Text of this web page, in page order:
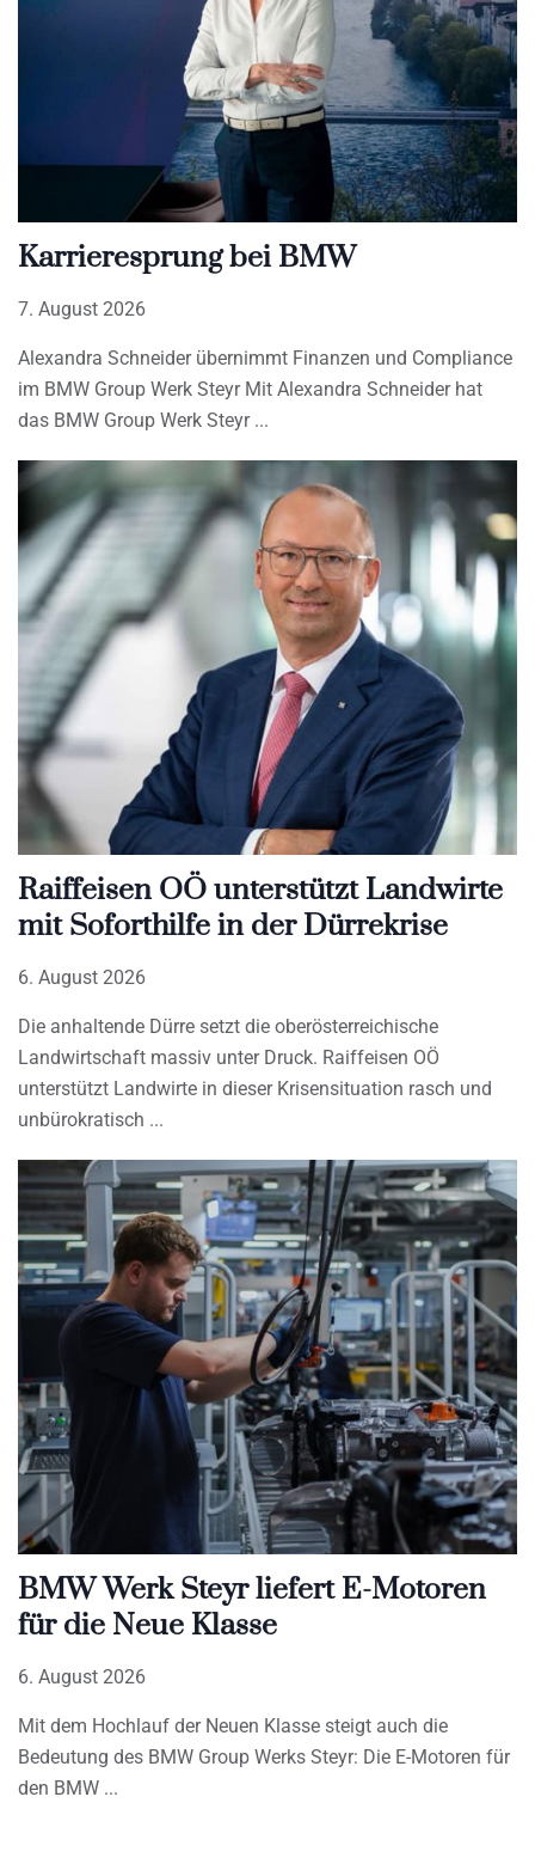
Karrieresprung bei BMW
7. August 2026
Alexandra Schneider übernimmt Finanzen und Compliance
im BMW Group Werk Steyr Mit Alexandra Schneider hat
das BMW Group Werk Steyr
Raiffeisen OÖ unterstützt Landwirte
mit Soforthilfe in der Dürrekrise
6. August 2026
Die anhaltende Dürre setzt die oberösterreichische
Landwirtschaft massiv unter Druck. Raiffeisen OÖ
unterstützt Landwirte in dieser Krisensituation rasch und
unbürokratisch
BMW Werk Steyr liefert E-Motoren
für die Neue Klasse
6. August 2026
Mit dem Hochlauf der Neuen Klasse steigt auch die
Bedeutung des BMW Group Werks Steyr: Die E-Motoren für
den BMW